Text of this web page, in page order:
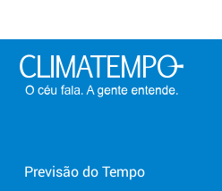
Previsão do Tempo